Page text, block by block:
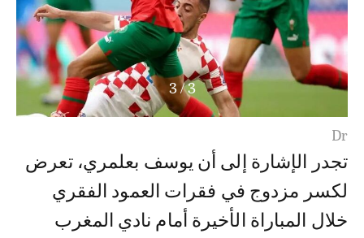
1
/
3
Dr
تجدر الإشارة إلى أن يوسف بعلمري، تعرض
لكسر مزدوج في فقرات العمود الفقري
خلال المباراة الأخيرة أمام نادي المغرب